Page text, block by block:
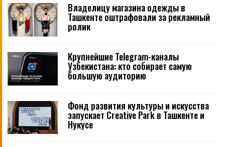
Владелицу магазина одежды в
Ташкенте оштрафовали за рекламный
ролик
Крупнейшие Telegram-каналы
Узбекистана: кто собирает самую
большую аудиторию
Фонд развития культуры и искусства
запускает Creative Park в Ташкенте и
Нукусе